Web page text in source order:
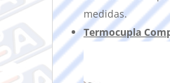
medidas.
Termocupla